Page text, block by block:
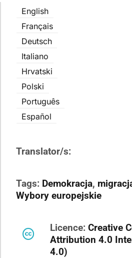
English
Français
Deutsch
Italiano
Hrvatski
Polski
Português
Español
Translator/s:
Tags: Demokracja,
Wybory europejskie
Licence: Creative
Attribution 4.0
4.0)